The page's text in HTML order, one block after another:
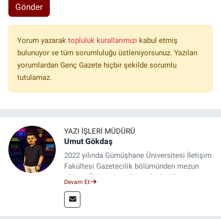
Gönder
Yorum yazarak topluluk kurallarımızı kabul etmiş
bulunuyor ve tüm sorumluluğu üstleniyorsunuz. Yazılan
yorumlardan Genç Gazete hiçbir şekilde sorumlu
tutulamaz.
YAZI İŞLERI MÜDÜRÜ
Umut Gökdaş
2022 yılında Gümüşhane Üniversitesi İletişim
Fakültesi Gazetecilik bölümünden mezun
oldum. Üniversite yıllarımda 4 yıl boyunca
saha deneyimi kazandım. 2023 yılından beri
Genç Gazete'de okurlarımıza haber
Devam Et